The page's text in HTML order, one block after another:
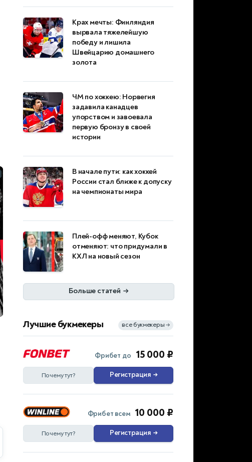
Крах мечты: Финляндия
вырвала тяжелейшую
победу и лишила
Швейцарию домашнего
золота
ЧМ по хоккею: Норвегия
задавила канадцев
упорством и завоевала
первую бронзу в своей
истории
В начале пути: как хоккей
России стал ближе к допуску
на чемпионаты мира
Плей-офф меняют, Кубок
отменяют: что придумали в
КХЛ на новый сезон
Больше статей →
Лучшие букмекеры все букмекеры →
Фрибет до 15 000 ₽
Почему тут? Регистрация →
Фрибет всем 10 000 ₽
Почему тут? Регистрация →